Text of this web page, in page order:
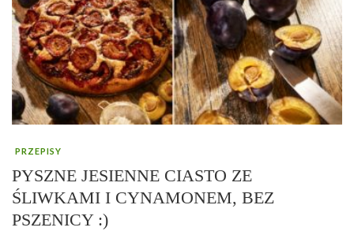
PRZEPISY
PYSZNE JESIENNE CIASTO ZE
ŚLIWKAMI I CYNAMONEM, BEZ
PSZENICY :)